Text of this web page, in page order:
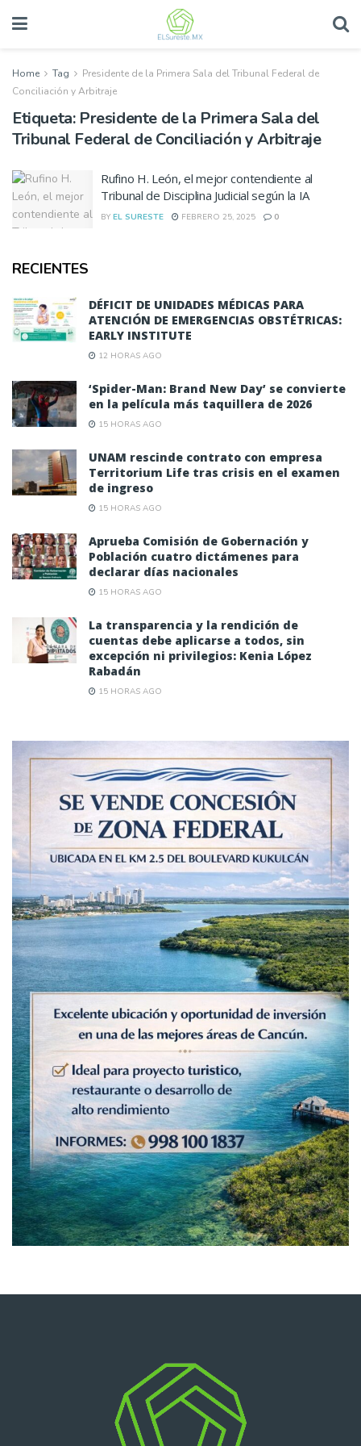
Home Tag
Presidente de la Primera Sala del Tribunal Federal de
Conciliación y Arbitraje
Etiqueta: Presidente de la Primera Sala del
Tribunal Federal de Conciliación y Arbitraje
Rufino H. León, el mejor contendiente al
Tribunal de Disciplina Judicial según la IA
BY EL SURESTE FEBRERO 25, 2025 0
RECIENTES
DÉFICIT DE UNIDADES MÉDICAS PARA
ATENCIÓN DE EMERGENCIAS OBSTÉTRICAS:
EARLY INSTITUTE
12 HORAS AGO
‘Spider-Man: Brand New Day’ se convierte
en la película más taquillera de 2026
15 HORAS AGO
UNAM rescinde contrato con empresa
Territorium Life tras crisis en el examen
de ingreso
15 HORAS AGO
Aprueba Comisión de Gobernación y
Población cuatro dictámenes para
declarar días nacionales
15 HORAS AGO
La transparencia y la rendición de
cuentas debe aplicarse a todos, sin
excepción ni privilegios: Kenia López
Rabadán
15 HORAS AGO